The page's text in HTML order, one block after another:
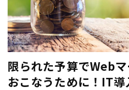
限られた予算でWeb
おこなうために！IT